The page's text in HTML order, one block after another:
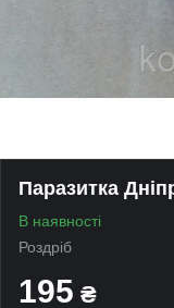
Паразитка
В наявності
Роздріб
195 ₴